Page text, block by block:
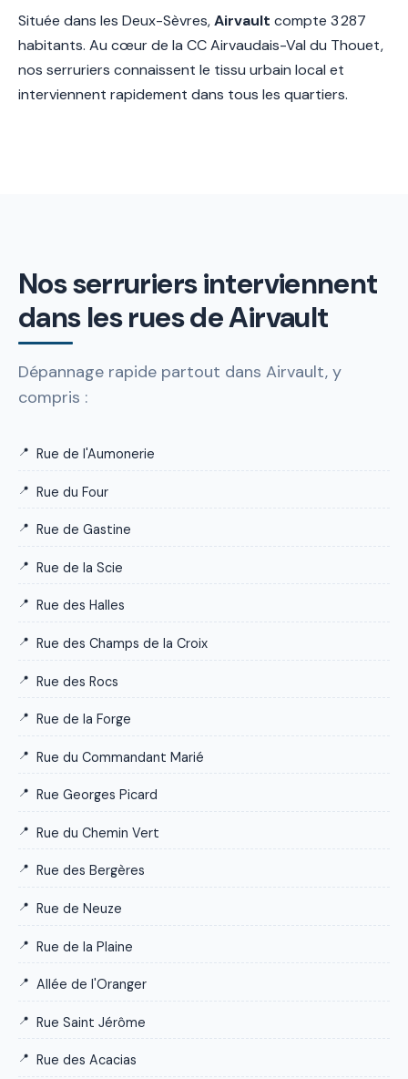
Située dans les Deux-Sèvres,Airvault compte 3 287
habitants. Au cœur de la CC Airvaudais-Val du Thouet,
nos serruriers connaissent le tissu urbain local et
interviennent rapidement dans tous les quartiers.
Nos serruriers interviennent
dans les rues de Airvault
Dépannage rapide partout dans Airvault, y
compris :
Rue de l'Aumonerie
Rue du Four
Rue de Gastine
Rue de la Scie
Rue des Halles
Rue des Champs de la Croix
Rue des Rocs
Rue de la Forge
Rue du Commandant Marié
Rue Georges Picard
Rue du Chemin Vert
Rue des Bergères
Rue de Neuze
Rue de la Plaine
Allée de l'Oranger
Rue Saint Jérôme
Rue des Acacias